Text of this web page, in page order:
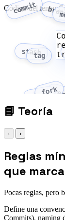
Código del tema:
commit
stash
tag
clonefork
📘 Teoría
‹ ›
Reglas
que
Pocas reglas, pero
Define una
Commits), naming